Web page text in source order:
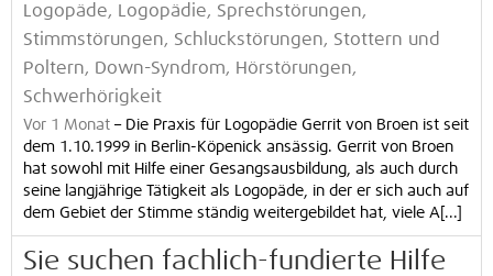
Logopäde, Logopädie, Sprechstörungen,
Stimmstörungen, Schluckstörungen, Stottern und
Poltern, Down-Syndrom, Hörstörungen,
Schwerhörigkeit
Vor 1 Monat – Die Praxis für Logopädie Gerrit von Broen ist seit
dem 1.10.1999 in Berlin-Köpenick ansässig. Gerrit von Broen
hat sowohl mit Hilfe einer Gesangsausbildung, als auch durch
seine langjährige Tätigkeit als Logopäde, in der er sich auch auf
dem Gebiet der Stimme ständig weitergebildet hat, viele A[...]
Sie suchen fachlich-fundierte Hilfe